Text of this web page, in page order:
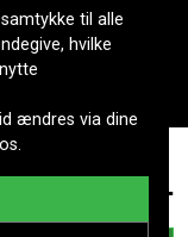
C +
549 kr.
AB
til alle
hvilke
ændres via dine